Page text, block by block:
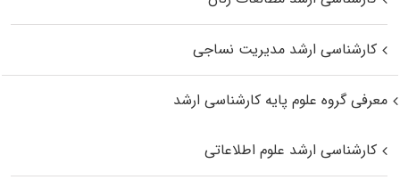
کارشناسی ارشد مدیریت نساجی
معرفی گروه علوم پایه کارشناسی ارشد
کارشناسی ارشد علوم اطلاعاتی